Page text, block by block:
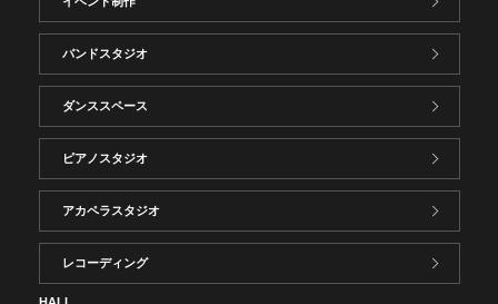
バンドスタジオ
ダンススペース
ピアノスタジオ
アカペラスタジオ
レコーディング